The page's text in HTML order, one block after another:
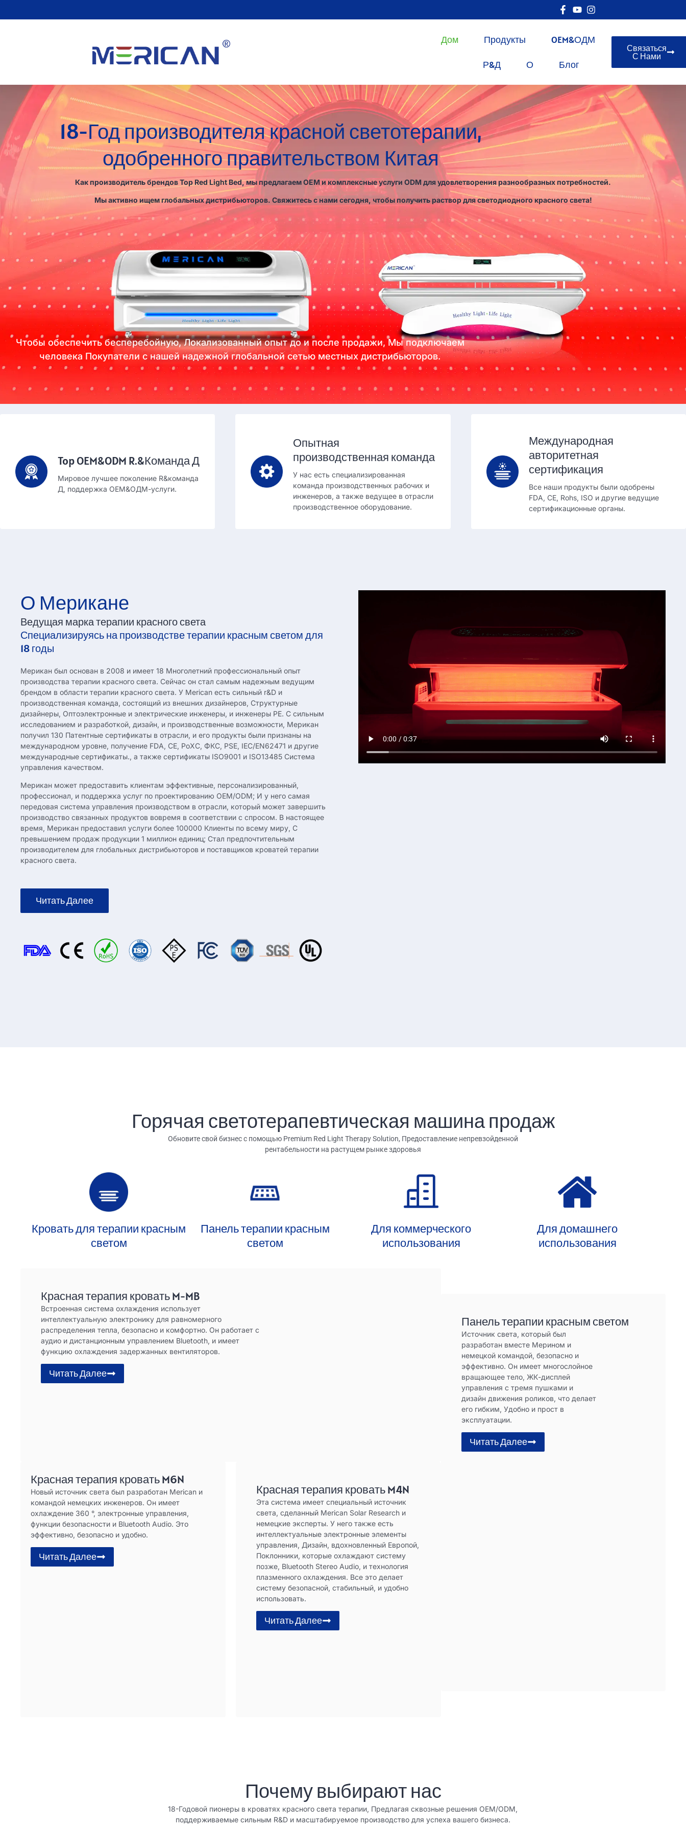
Дом Продукты OEM&ОДМ
Р&Д О Блог
Связаться
С Нами
18-Год производителя красной светотерапии,
одобренного правительством Китая
Как производитель брендов Top Red Light Bed, мы предлагаем OEM и комплексные услуги ODM для удовлетворения разнообразных потребностей.
Мы активно ищем глобальных дистрибьюторов. Свяжитесь с нами сегодня, чтобы получить раствор для светодиодного красного света!
Чтобы обеспечить бесперебойную, Локализованный опыт до и после продажи, Мы подключаем
человека Покупатели с нашей надежной глобальной сетью местных дистрибьюторов.
Top OEM&ODM R.&Команда Д
Мировое лучшее поколение R&команда
Д, поддержка OEM&ОДМ-услуги.
Опытная
производственная команда
У нас есть специализированная
команда производственных рабочих и
инженеров, а также ведущее в отрасли
производственное оборудование.
Международная
авторитетная
сертификация
Все наши продукты были одобрены
FDA, CE, Rohs, ISO и другие ведущие
сертификационные органы.
О Мерикане
Ведущая марка терапии красного света
Специализируясь на производстве терапии красным светом для
18 годы
Мерикан был основан в 2008 и имеет 18 Многолетний профессиональный опыт
производства терапии красного света. Сейчас он стал самым надежным ведущим
брендом в области терапии красного света. У Merican есть сильный r&D и
производственная команда, состоящий из внешних дизайнеров, Структурные
дизайнеры, Оптоэлектронные и электрические инженеры, и инженеры PE. С сильным
исследованием и разработкой, дизайн, и производственные возможности, Мерикан
получил 130 Патентные сертификаты в отрасли, и его продукты были признаны на
международном уровне, получение FDA, CE, РоХС, ФКС, PSE, IEC/EN62471 и другие
международные сертификаты., а также сертификаты ISO9001 и ISO13485 Система
управления качеством.
Мерикан может предоставить клиентам эффективные, персонализированный,
профессионал, и поддержка услуг по проектированию OEM/ODM; И у него самая
передовая система управления производством в отрасли, который может завершить
производство связанных продуктов вовремя в соответствии с спросом. В настоящее
время, Мерикан предоставил услуги более 100000 Клиенты по всему миру, С
превышением продаж продукции 1 миллион единиц; Стал предпочтительным
производителем для глобальных дистрибьюторов и поставщиков кроватей терапии
красного света.
Читать Далее
Горячая светотерапевтическая машина продаж
Обновите свой бизнес с помощью Premium Red Light Therapy Solution, Предоставление непревзойденной
рентабельности на растущем рынке здоровья
Кровать для терапии красным
светом
Панель терапии красным
светом
Для коммерческого
использования
Для домашнего
использования
Красная терапия кровать M-MB
Встроенная система охлаждения использует
интеллектуальную электронику для равномерного
распределения тепла, безопасно и комфортно. Он работает с
аудио и дистанционным управлением Bluetooth, и имеет
функцию охлаждения задержанных вентиляторов.
Читать Далее
Красная терапия кровать M6N
Новый источник света был разработан Merican и
командой немецких инженеров. Он имеет
охлаждение 360 °, электронные управления,
функции безопасности и Bluetooth Audio. Это
эффективно, безопасно и удобно.
Читать Далее
Красная терапия кровать M4N
Эта система имеет специальный источник
света, сделанный Merican Solar Research и
немецкие эксперты. У него также есть
интеллектуальные электронные элементы
управления, Дизайн, вдохновленный Европой,
Поклонники, которые охлаждают систему
позже, Bluetooth Stereo Audio, и технология
плазменного охлаждения. Все это делает
систему безопасной, стабильный, и удобно
использовать.
Читать Далее
Панель терапии красным светом
Источник света, который был
разработан вместе Мерином и
немецкой командой, безопасно и
эффективно. Он имеет многослойное
вращающее тело, ЖК-дисплей
управления с тремя пушками и
дизайн движения роликов, что делает
его гибким, Удобно и прост в
эксплуатации.
Читать Далее
Почему выбирают нас
18-Годовой пионеры в кроватях красного света терапии, Предлагая сквозные решения OEM/ODM,
поддерживаемые сильным R&D и масштабируемое производство для успеха вашего бизнеса.